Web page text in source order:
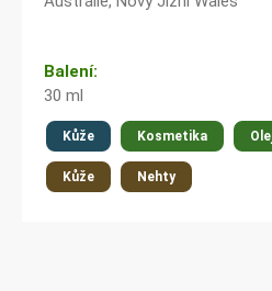
Balení:
30 ml
Kůže Kosmetika
Kůže Nehty